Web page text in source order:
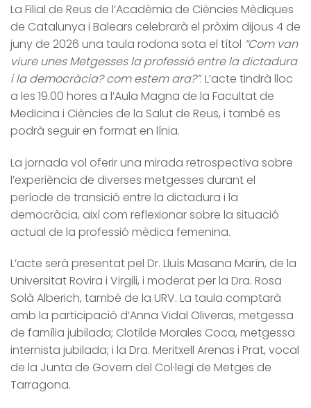
La Filial de Reus de l’Acadèmia de Ciències Mèdiques
de Catalunya i Balears celebrarà el pròxim dijous 4 de
juny de 2026 una taula rodona sota el títol “Com van
viure unes Metgesses la professió entre la dictadura
i la democràcia? com estem ara?”. L’acte tindrà lloc
a les 19.00 hores a l’Aula Magna de la Facultat de
Medicina i Ciències de la Salut de Reus, i també es
podrà seguir en format en línia.
La jornada vol oferir una mirada retrospectiva sobre
l’experiència de diverses metgesses durant el
període de transició entre la dictadura i la
democràcia, així com reflexionar sobre la situació
actual de la professió mèdica femenina.
L’acte serà presentat pel Dr. Lluís Masana Marín, de la
Universitat Rovira i Virgili, i moderat per la Dra. Rosa
Solà Alberich, també de la URV. La taula comptarà
amb la participació d’Anna Vidal Oliveras, metgessa
de família jubilada; Clotilde Morales Coca, metgessa
internista jubilada; i la Dra. Meritxell Arenas i Prat, vocal
de la Junta de Govern del Col·legi de Metges de
Tarragona.